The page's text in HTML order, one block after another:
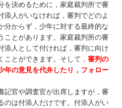
決めるために，家庭裁判所で審
添人がいなければ，審判でどのよ
分からず，少年に対する最終的な
ことがあります。家庭裁判所の審
添人として付ければ，審判に向け
とができます。そして， 審判の
年の意見を代弁したり，フォロー
官や調査官が出席しますが，審
のは付添人だけです。付添人がい